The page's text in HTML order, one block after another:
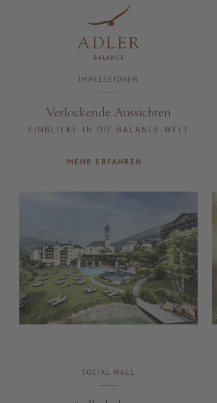
Resorts & Retreats
IMPRESSIONEN
Verlockende Aussichten
EINBLICKE IN DIE BALANCE-WELT
MEHR ERFAHREN
SOCIAL WALL